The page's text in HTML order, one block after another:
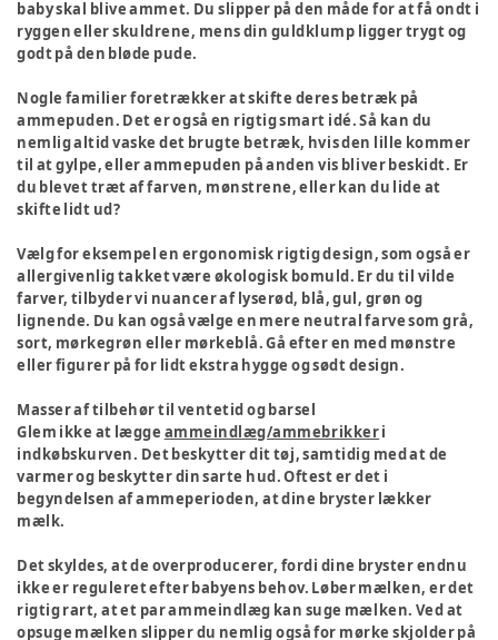
baby skal blive ammet. Du slipper på den måde for at få ondt i
ryggen eller skuldrene, mens din guldklump ligger trygt og
godt på den bløde pude.
Nogle familier foretrækker at skifte deres betræk på
ammepuden. Det er også en rigtig smart idé. Så kan du
nemlig altid vaske det brugte betræk, hvis den lille kommer
til at gylpe, eller ammepuden på anden vis bliver beskidt. Er
du blevet træt af farven, mønstrene, eller kan du lide at
skifte lidt ud?
Vælg for eksempel en ergonomisk rigtig design, som også er
allergivenlig takket være økologisk bomuld. Er du til vilde
farver, tilbyder vi nuancer af lyserød, blå, gul, grøn og
lignende. Du kan også vælge en mere neutral farve som grå,
sort, mørkegrøn eller mørkeblå. Gå efter en med mønstre
eller figurer på for lidt ekstra hygge og sødt design.
Masser af tilbehør til ventetid og barsel
Glem ikke at lægge ammeindlæg/ammebrikkeri
indkøbskurven. Det beskytter dit tøj, samtidig med at de
varmer og beskytter din sarte hud. Oftest er det i
begyndelsen af ammeperioden, at dine bryster lækker
mælk.
Det skyldes, at de overproducerer, fordi dine bryster endnu
ikke er reguleret efter babyens behov. Løber mælken, er det
rigtig rart, at et par ammeindlæg kan suge mælken. Ved at
opsuge mælken slipper du nemlig også for mørke skjolder på